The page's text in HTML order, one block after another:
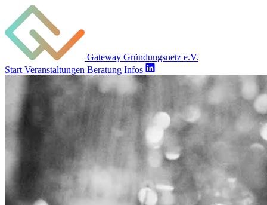
Gateway Gründungsnetz e.V.
Start Veranstaltungen Beratung Infos